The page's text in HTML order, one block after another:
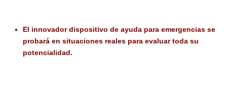
El innovador dispositivo de ayuda para emergencias se
probará en situaciones reales para evaluar toda su
potencialidad.